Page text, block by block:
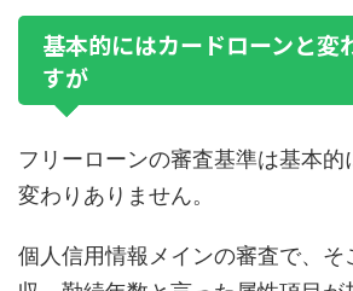
基本的にはカードローンと変
すが
フリーローンの審査基準は基本的
変わりありません。
個人信用情報メインの審査で、そ